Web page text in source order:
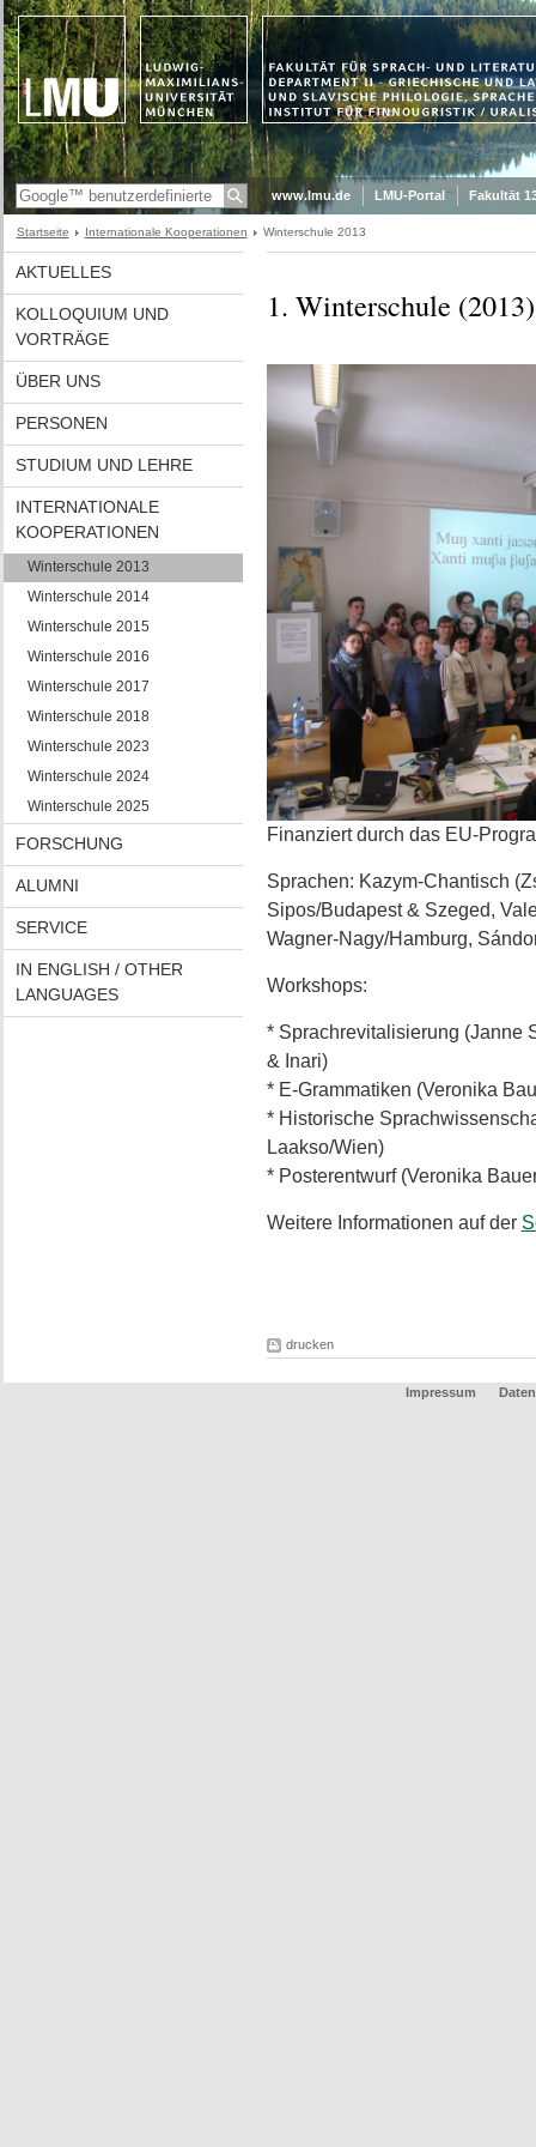
www.lmu.de LMU-Portal Fakultät
Startseite Internationale Kooperationen Winterschule 2013
AKTUELLES
KOLLOQUIUM UND
VORTRÄGE
ÜBER UNS
PERSONEN
STUDIUM UND LEHRE
INTERNATIONALE
KOOPERATIONEN
Winterschule 2013
Winterschule 2014
Winterschule 2015
Winterschule 2016
Winterschule 2017
Winterschule 2018
Winterschule 2023
Winterschule 2024
Winterschule 2025
FORSCHUNG
ALUMNI
SERVICE
IN ENGLISH / OTHER
LANGUAGES
1. Winterschule
Finanziert durch das EU-
Sprachen: Kazym-Chantisch
Sipos/Budapest & Szeged,
Wagner-Nagy/Hamburg,
Workshops:
* Sprachrevitalisierung (Janne
& Inari)
* E-Grammatiken (Veronika
* Historische
Laakso/Wien)
* Posterentwurf (Veronika
Weitere Informationen auf der
drucken
Impressum